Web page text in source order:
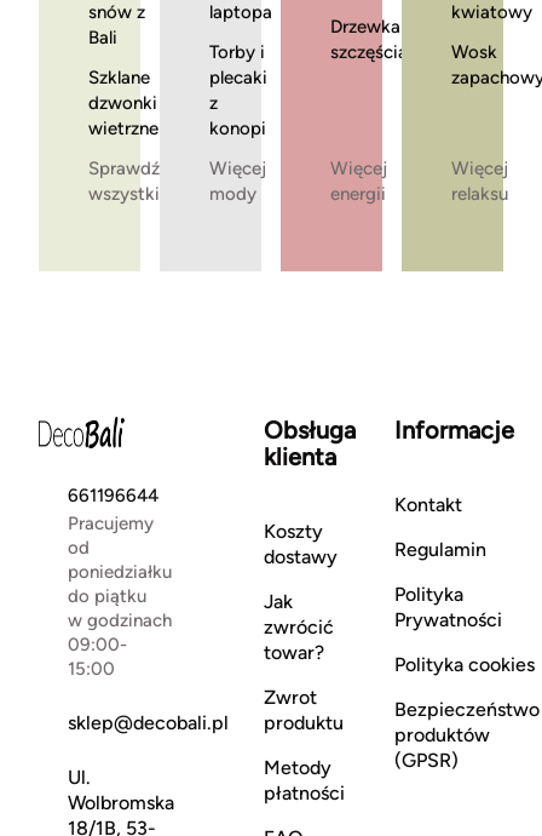
snów z
Bali
Szklane
dzwonki
wietrzne
Sprawdź
wszystkie
laptopa
Torby i
plecaki
z
konopi
Więcej
mody
Drzewka
szczęścia
Więcej
energii
kwiatowy
Wosk
Więcej
relaksu
661196644
Pracujemy
od
poniedziałku
do piątku
w godzinach
09:00-
15:00
sklep@decobali.pl
Ul.
Wolbromska
18/1B, 53-
Obsługa
klienta
Koszty
dostawy
Jak
zwrócić
towar?
Zwrot
produktu
Metody
płatności
Informacje
Kontakt
Regulamin
Polityka
Prywatności
Polityka cookies
Bezpieczeństwo
produktów
(GPSR)